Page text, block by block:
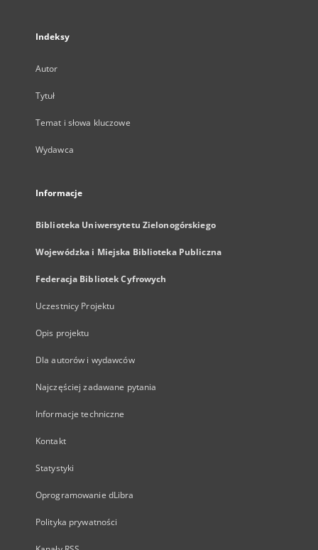
Indeksy
Autor
Tytuł
Temat i słowa kluczowe
Wydawca
Informacje
Biblioteka Uniwersytetu Zielonogórskiego
Wojewódzka i Miejska Biblioteka Publiczna
Federacja Bibliotek Cyfrowych
Uczestnicy Projektu
Opis projektu
Dla autorów i wydawców
Najczęściej zadawane pytania
Informacje techniczne
Kontakt
Statystyki
Oprogramowanie dLibra
Polityka prywatności